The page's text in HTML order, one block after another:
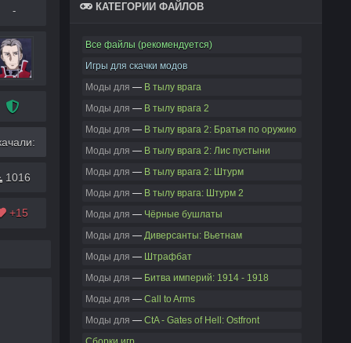
КАТЕГОРИИ ФАЙЛОВ
Все файлы (рекомендуется)
Игры для скачки модов
Моды для — В тылу врага
Моды для — В тылу врага 2
Моды для — В тылу врага 2: Братья по оружию
Моды для — В тылу врага 2: Лис пустыни
Моды для — В тылу врага 2: Штурм
Моды для — В тылу врага: Штурм 2
Моды для — Чёрные бушлаты
Моды для — Диверсанты: Вьетнам
Моды для — Штрафбат
Моды для — Битва империй: 1914 - 1918
Моды для — Call to Arms
Моды для — CtA - Gates of Hell: Ostfront
-
1016
+15